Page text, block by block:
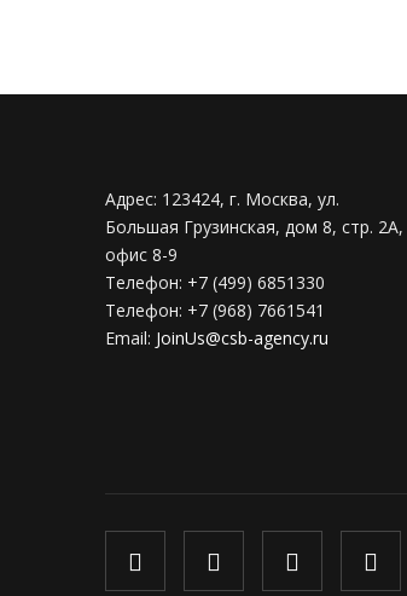
Адрес: 123424, г. Москва, ул.
Большая Грузинская, дом 8, стр. 2А,
офис 8-9
Телефон: +7 (499) 6851330
Телефон: +7 (968) 7661541
Email: JoinUs@csb-agency.ru